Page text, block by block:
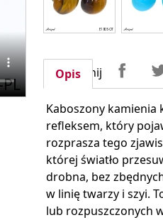
Udostępnij
Opis
Kaboszony kamienia
refleksem, który
rozprasza tego
której światło
drobna, bez
w linię twarzy i szyi.
lub rozpuszczonych